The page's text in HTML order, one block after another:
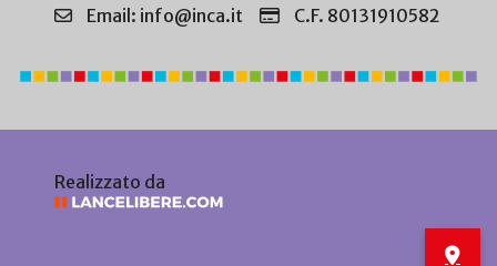
Email: info@inca.it
C.F. 80131910582
Realizzato da